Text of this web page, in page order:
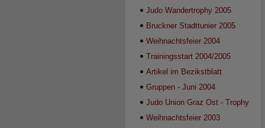
Judo Wandertrophy 2005
Bruckner Stadttunier 2005
Weihnachtsfeier 2004
Trainingsstart 2004/2005
Artikel im Bezikstblatt
Gruppen - Juni 2004
Judo Union Graz Ost - Trophy
2004
Weihnachtsfeier 2003